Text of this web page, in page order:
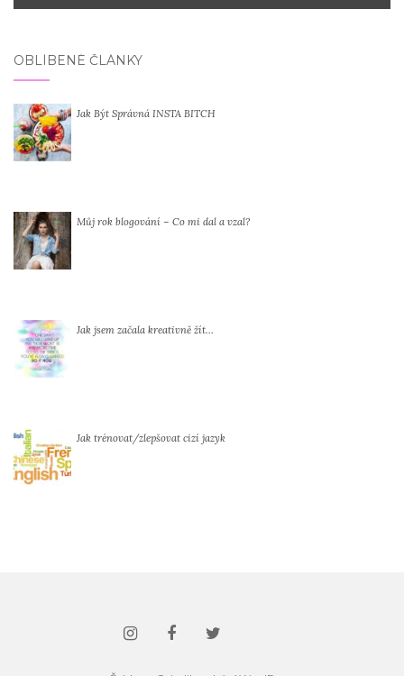
OBLÍBENÉ ČLÁNKY
Jak Být Správná INSTA BITCH
Můj rok blogování – Co mi dal a vzal?
Jak jsem začala kreativně žít…
Jak trénovat/zlepšovat cizí jazyk